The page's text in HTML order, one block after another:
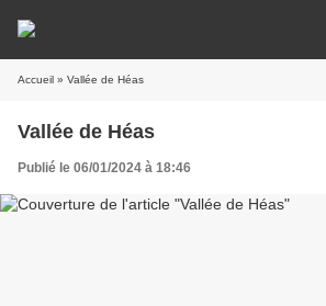
Accueil » Vallée de Héas
Vallée de Héas
Publié le 06/01/2024 à 18:46